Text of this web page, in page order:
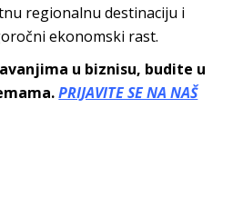
regionalnu destinaciju i
ekonomski rast.
u biznisu, budite u
PRIJAVITE SE NA NAŠ